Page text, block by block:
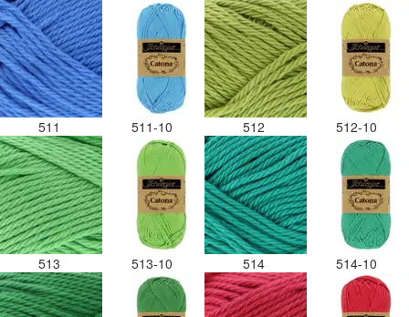
511 511-10 512 512-10
513 513-10 514 514-10